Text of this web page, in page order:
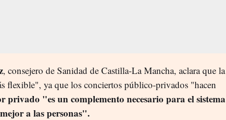
, consejero de Sanidad de Castilla-La Mancha, aclara que la
flexible", ya que los conciertos público-privados "hacen
privado "es un complemento necesario para el sistema
a las personas".